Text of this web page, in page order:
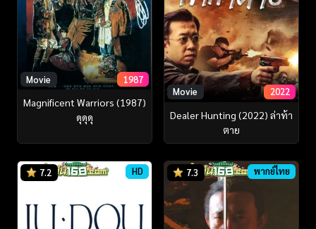
Movie 1987
Magnificent Warriors (1987)
ดุดุดุ
Movie 2022
Dealer Hunting (2022) ล่าท้า
ตาย
7.2 HD 7.3 พากย์ไทย